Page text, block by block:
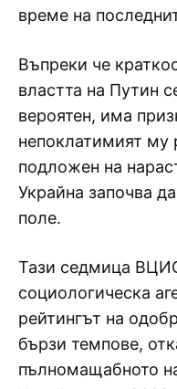
време на
Въпреки че
властта на Путин
вероятен, има
непоклатимият
подложен на
Украйна започва
поле.
Тази седмица
социологическа
рейтингът на
бързи темпове,
пълномащабното